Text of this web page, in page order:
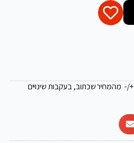
-10₪ +/- מהמחיר שכתוב, בעקבות שינויים